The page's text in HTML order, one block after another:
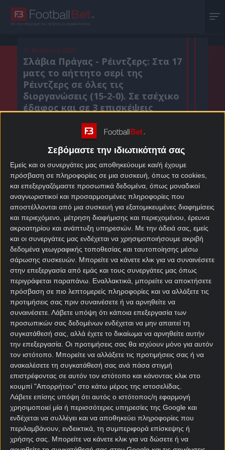
Σεβόμαστε την ιδιωτικότητά σας
Εμείς και οι συνεργάτες μας αποθηκεύουμε και/ή έχουμε
πρόσβαση σε πληροφορίες σε μια συσκευή, όπως τα cookies,
και επεξεργαζόμαστε προσωπικά δεδομένα, όπως μοναδικοί
αναγνωριστικοί και προσαρμοσμένες πληροφορίες που
αποστέλλονται από μια συσκευή για εξατομικευμένες διαφημίσεις
και περιεχόμενο, μέτρηση διαφήμισης και περιεχομένου, έρευνα
ακροατηρίου και ανάπτυξη υπηρεσιών. Με την άδειά σας, εμείς
και οι συνεργάτες μας ενδέχεται να χρησιμοποιήσουμε ακριβή
δεδομένα γεωγραφικής τοποθεσίας και ταυτοποίησης μέσω
σάρωσης συσκευών. Μπορείτε να κάνετε κλικ για να συναινέσετε
στην επεξεργασία από εμάς και τους συνεργάτες μας όπως
περιγράφεται παραπάνω. Εναλλακτικά, μπορείτε να αποκτήσετε
πρόσβαση σε πιο λεπτομερείς πληροφορίες και να αλλάξετε τις
προτιμήσεις σας πριν συναινέσετε ή να αρνηθείτε να
συναινέσετε. Λάβετε υπόψη ότι κάποια επεξεργασία των
προσωπικών σας δεδομένων ενδέχεται να μην απαιτεί τη
συγκατάθεσή σας, αλλά έχετε το δικαίωμα να αρνηθείτε αυτήν
την επεξεργασία. Οι προτιμήσεις σας θα ισχύουν μόνο για αυτόν
τον ιστότοπο. Μπορείτε να αλλάξετε τις προτιμήσεις σας ή να
ανακαλέσετε τη συγκατάθεσή σας ανά πάσα στιγμή
επιστρέφοντας σε αυτόν τον ιστότοπο και κάνοντας κλικ στο
κουμπί "Απορρήτου" στο κάτω μέρος της ιστοσελίδας.
Λάβετε επίσης υπόψη ότι αυτός ο ιστότοπος/η εφαρμογή
χρησιμοποιεί μία ή περισσότερες υπηρεσίες της Google και
ενδέχεται να συλλέγει και να αποθηκεύει πληροφορίες που
περιλαμβάνουν, ενδεικτικά, τη συμπεριφορά επίσκεψης ή
χρήσης σας. Μπορείτε να κάνετε κλικ για να δώσετε ή να
Με την υπογραφή του Χρήστου Σωτηρακόπουλου
11 Μαρτίου 2021
Σλάβια Πράγας - Ρέιντζερς: Στα 17
ματς το αήττητο σερί της
Ρέιντζερς σε όλες τις
διοργανώσεις (15-2-0). Σε τσέχικο
έδαφος και σε 3 επισκέψεις
Κοιν. :
Πρόσθεσε το Footballbet.gr στην Google
ΣΤΟΙΧΗΜΑΤΙΚΕΣ ΠΡΟΣΦΟΡΕΣ *
Αρχική Σελίδα
Χρήστος Σωτηρακόπουλος
Προγνωστικά
Βαθμολογίες - Στατιστικά
Κουπόνι
Πρόγραμμα TV
Προσφορές*